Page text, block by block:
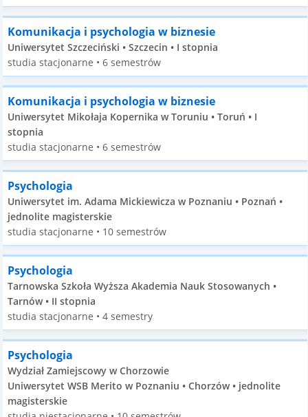
Komunikacja i psychologia w biznesie
Uniwersytet Szczeciński • Szczecin • I stopnia
studia stacjonarne • 6 semestrów
Komunikacja i psychologia w biznesie
Uniwersytet Mikołaja Kopernika w Toruniu • Toruń • I
stopnia
studia stacjonarne • 6 semestrów
Psychologia
Uniwersytet im. Adama Mickiewicza w Poznaniu • Poznań •
jednolite magisterskie
studia stacjonarne • 10 semestrów
Psychologia
Tarnowska Szkoła Wyższa Akademia Nauk Stosowanych •
Tarnów • II stopnia
studia stacjonarne • 4 semestry
Psychologia
Wydział Zamiejscowy w Chorzowie
Uniwersytet WSB Merito w Poznaniu • Chorzów • jednolite
magisterskie